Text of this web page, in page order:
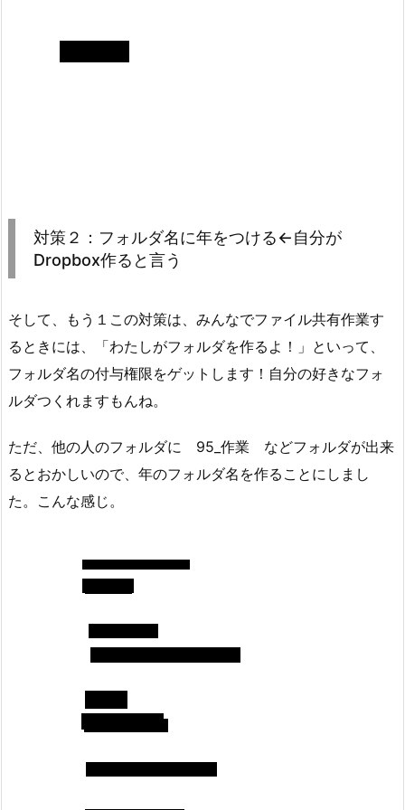
対策２：フォルダ名に年をつける←自分が
Dropbox作ると言う
そして、もう１この対策は、みんなでファイル共有作業す
るときには、「わたしがフォルダを作るよ！」といって、
フォルダ名の付与権限をゲットします！自分の好きなフォ
ルダつくれますもんね。
ただ、他の人のフォルダに 95_作業 などフォルダが出来
るとおかしいので、年のフォルダ名を作ることにしまし
た。こんな感じ。